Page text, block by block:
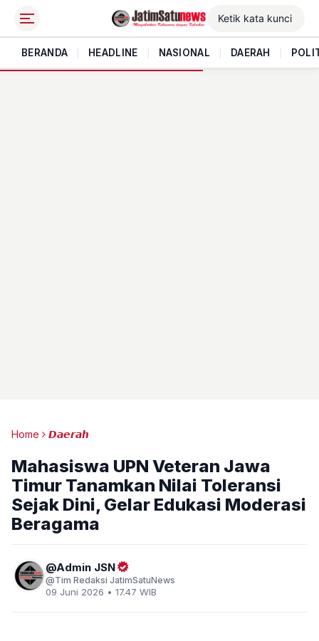
BERANDA HEADLINE NASIONAL DAERAH
Home 𝘿𝙖𝙚𝙧𝙖𝙝
Mahasiswa UPN Veteran Jawa
Timur Tanamkan Nilai Toleransi
Sejak Dini, Gelar Edukasi Moderasi
Beragama
Admin JSN
Tim Redaksi JatimSatuNews
09 Juni 2026 • 17.47 WIB